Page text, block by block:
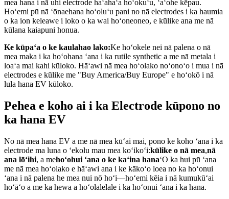
mea hana i nā uhi electrode haʻahaʻa hoʻokuʻu, ʻaʻohe kēpau.
Hoʻemi pū nā ʻōnaehana hoʻoluʻu pani no nā electrodes i ka haumia
o ka ion keleawe i loko o ka wai hoʻoneoneo, e kūlike ana me nā
kūlana kaiapuni honua.
Ke kūpaʻa o ke kaulahao lako:Ke hoʻokele nei nā palena o nā
mea maka i ka hoʻohana ʻana i ka rutile synthetic a me nā metala i
loaʻa mai kahi kūloko. Hāʻawi nā mea hoʻolako noʻonoʻo i mua i nā
electrodes e kūlike me "Buy America/Buy Europe" e hoʻokō i nā
lula hana EV kūloko.
Pehea e koho ai i ka Electrode kūpono no
ka hana EV
No nā mea hana EV a me nā mea kūʻai mai, pono ke koho ʻana i ka
electrode ma luna o ʻekolu mau mea koʻikoʻi:kūlike o nā mea,nā
ana lōʻihi, a mehoʻohui ʻana o ke kaʻina hanaʻO ka hui pū ʻana
me nā mea hoʻolako e hāʻawi ana i ke kākoʻo loea no ka hoʻonui
ʻana i nā palena he mea nui nō hoʻi—hoʻemi kēia i nā kumukūʻai
hoʻāʻo a me ka hewa a hoʻolalelale i ka hoʻonui ʻana i ka hana.